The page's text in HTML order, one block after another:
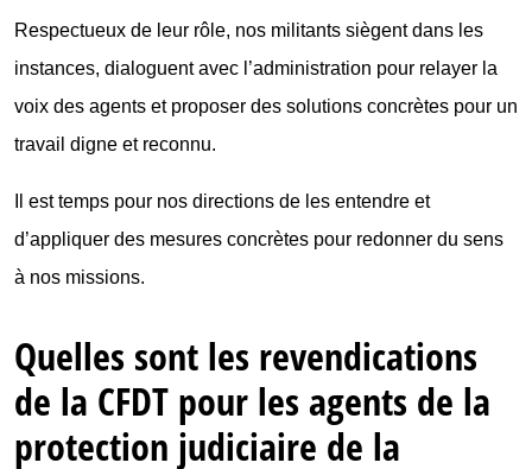
Respectueux de leur rôle, nos militants siègent dans les
instances, dialoguent avec l’administration pour relayer la
voix des agents et proposer des solutions concrètes pour un
travail digne et reconnu.
Il est temps pour nos directions de les entendre et
d’appliquer des mesures concrètes pour redonner du sens
à nos missions.
Quelles sont les revendications
de la CFDT pour les agents de la
protection judiciaire de la